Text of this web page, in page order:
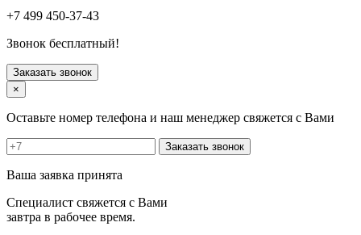
Руза
Сергиев Посад
Серпухов
Солнечногорск
Старая Купавна
Ступино
Фрязино
Химки
Хотьково
Чехов
Шатура
Щелково
Щербинка
+7 499 450-37-43
Звонок бесплатный!
Заказать звонок
×
Оставьте номер телефона и наш менеджер свяжется с Вами
Заказать звонок
Ваша заявка принята
Специалист свяжется с Вами
завтра в рабочее время.